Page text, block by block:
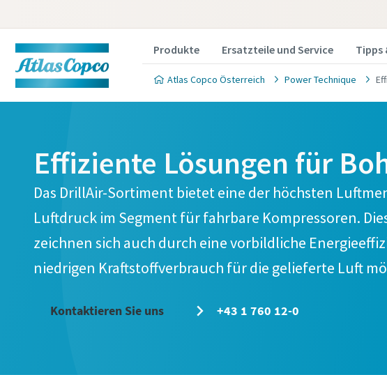
Produkte Ersatzteile und Service Tipps
Atlas Copco Österreich Power Technique
Effiziente Lösungen für
Das DrillAir-Sortiment bietet eine der höchsten
Luftdruck im Segment für fahrbare Kompressoren.
zeichnen sich auch durch eine vorbildliche
niedrigen Kraftstoffverbrauch für die gelieferte Luft
Kontaktieren Sie uns +43 1 760 12-0